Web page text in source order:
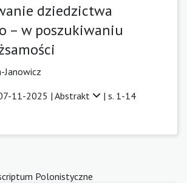
dziedzictwa
– w poszukiwaniu
Janowicz
11-2025 | Abstrakt | s. 1-14
Polonistyczne